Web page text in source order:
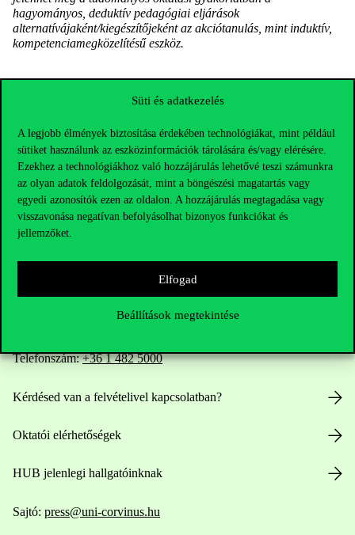
Süti és adatkezelés
A legjobb élmények biztosítása érdekében technológiákat, mint például
sütiket használunk az eszközinformációk tárolására és/vagy elérésére.
Ezekhez a technológiákhoz való hozzájárulás lehetővé teszi számunkra
az olyan adatok feldolgozását, mint a böngészési magatartás vagy
egyedi azonosítók ezen az oldalon. A hozzájárulás megtagadása vagy
visszavonása negatívan befolyásolhat bizonyos funkciókat és
jellemzőket.
Elfogad
Beállítások megtekintése
hagyományos, deduktív pedagógiai eljárások
alternatívájaként/kiegészítőjeként az akciótanulás, mint induktív,
kompetenciamegközelítésű eszköz.
Telefonszám:+36 1 482 5000
Kérdésed van a felvételivel kapcsolatban?
Oktatói elérhetőségek
HUB jelenlegi hallgatóinknak
Sajtó: press@uni-corvinus.hu